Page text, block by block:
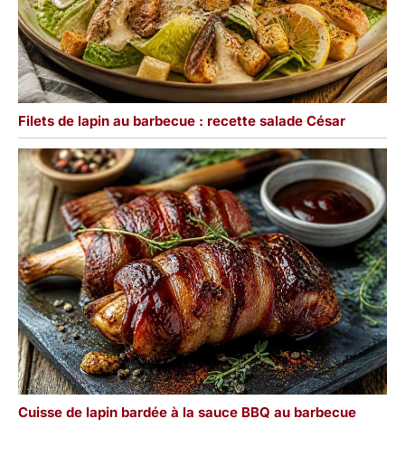
Filets de lapin au barbecue : recette salade César
Cuisse de lapin bardée à la sauce BBQ au barbecue